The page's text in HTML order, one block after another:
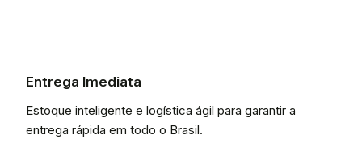
Entrega Imediata
Estoque inteligente e logística ágil para garantir a
entrega rápida em todo o Brasil.